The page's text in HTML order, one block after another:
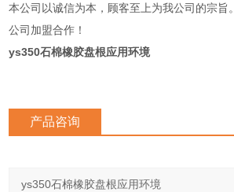
本公司以诚信为本，顾客至上为我公司的宗旨
公司加盟合作！
ys350石棉橡胶盘根应用环境
产品咨询